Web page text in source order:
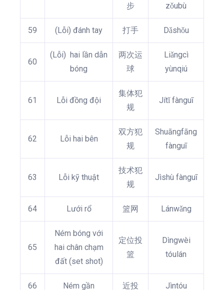
步
zǒubù
59 (Lỗi) đánh tay 打手 Dǎshǒu
60
(Lỗi) hai lần dẫn
bóng
两次运
球
Liǎngcì
yùnqiú
61 Lỗi đồng đội
集体犯
规
Jítǐ fànguī
62 Lỗi hai bên
双方犯
规
Shuāngfāng
fànguī
63 Lỗi kỹ thuật
技术犯
规
Jìshù fànguī
64 Lưới rổ 篮网 Lánwǎng
65
Ném bóng với
hai chân chạm
đất (set shot)
定位投
篮
Dìngwèi
tóulán
66 Ném gần 近投 Jìntóu